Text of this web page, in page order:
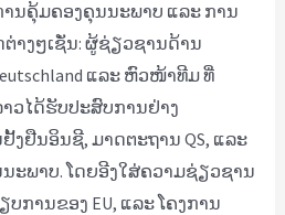
ນຄຸ້ມຄອງຄຸນນະພາບ ແລະ ການ
າງໆເຊັ່ນ: ຜູ້ຊ່ຽວຊານດ້ານ
ແລະ ຫົວໜ້າທີມ ທີ່
ລາວໄດ້ຮັບປະສົບການຢ່າງ
ງຢືນອິນຊີ, ມາດຕະຖານ QS, ແລະ
ະພາບ. ໂດຍອີງໃສ່ຄວາມຊ່ຽວຊານ
ບການຂອງ EU, ແລະ ໂຄງການ